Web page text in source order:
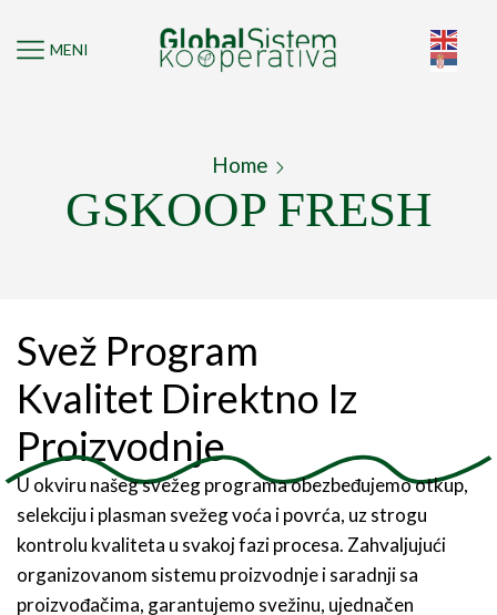
MENI
Home
GSKOOP FRESH
Svež Program
Kvalitet Direktno Iz
Proizvodnje
U okviru našeg svežeg programa obezbeđujemo otkup,
selekciju i plasman svežeg voća i povrća, uz strogu
kontrolu kvaliteta u svakoj fazi procesa. Zahvaljujući
organizovanom sistemu proizvodnje i saradnji sa
proizvođačima, garantujemo svežinu, ujednačen